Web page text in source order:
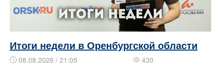
Итоги недели в Оренбургской области
08.08.2026 / 21:05 430